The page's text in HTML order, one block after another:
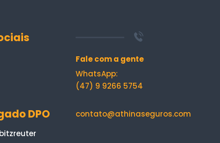
DPO
Fale com a gente
WhatsApp:
(47) 9 9266 5754
contato@athinaseguros.com